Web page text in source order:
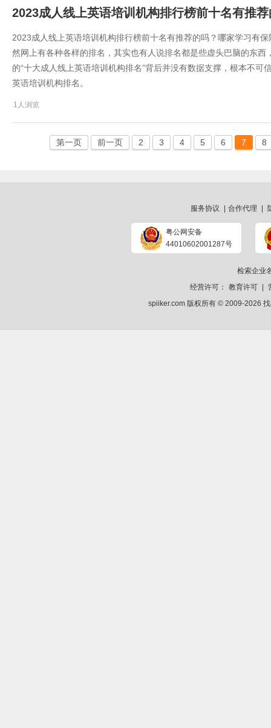
2023成人线上英语培训机构排行榜前十名有推
2023成人线上英语培训机构排行榜前十名有推荐的吗？哪家学习有
然网上有各种各样的排名，其实也有人说排名都是些虚头巴脑的东
的“十大成人线上英语培训机构排名”背后并没有数据支撑，根本不
英语培训机构排名。
1人浏览
第一页 前一页 2 3 4 5 6 7 8
服务协议 合作代理
粤公网安备
44010602001287号
检索企业
经营许可：
教育许可
spiiker.com 版权所有 © 2009-2026